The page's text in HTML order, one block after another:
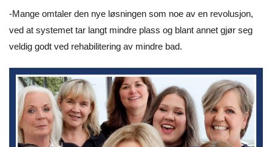
-Mange omtaler den nye løsningen som noe av en revolusjon,
ved at systemet tar langt mindre plass og blant annet gjør seg
veldig godt ved rehabilitering av mindre bad.